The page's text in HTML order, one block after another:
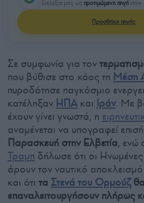
Επιλέξτε μας ως προτιμώμενη πηγή
Προσθήκη πηγής
Σε συμφωνία για τον
που βύθισε στο χάος τη Μέση
πυροδότησε παγκόσμιο
κατέληξαν ΗΠΑ και Ιράν. Με
έχουν γίνει γνωστά, η
αναμένεται να υπογραφεί
Παρασκευή στην Ελβετία, ενώ
Τραμπ δήλωσε ότι οι Ηνωμένες
άρουν τον ναυτικό
και ότι τα Στενά του Ορμούζθα
επαναλειτουργήσουν πλήρως